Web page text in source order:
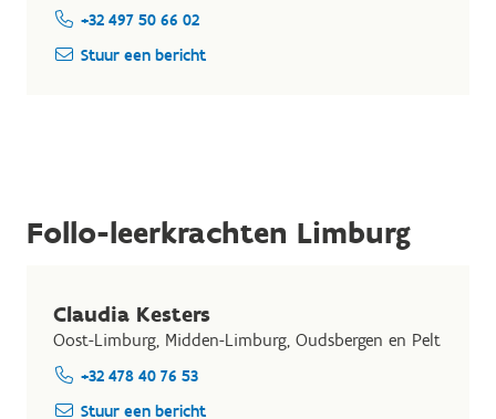
+32 497 50 66 02
Stuur een bericht
Follo-leerkrachten Limburg
Claudia Kesters
Oost-Limburg, Midden-Limburg, Oudsbergen en Pelt
+32 478 40 76 53
Stuur een bericht